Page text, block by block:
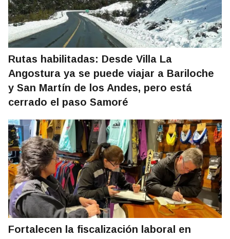
Rutas habilitadas: Desde Villa La
Angostura ya se puede viajar a Bariloche
y San Martín de los Andes, pero está
cerrado el paso Samoré
Fortalecen la fiscalización laboral en